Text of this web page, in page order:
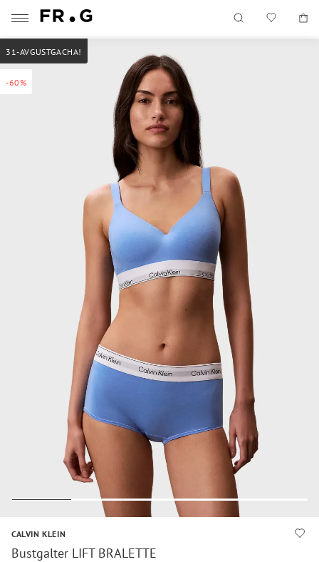
-60%
31-AVGUSTGACHA!
CALVIN KLEIN
Bustgalter LIFT BRALETTE